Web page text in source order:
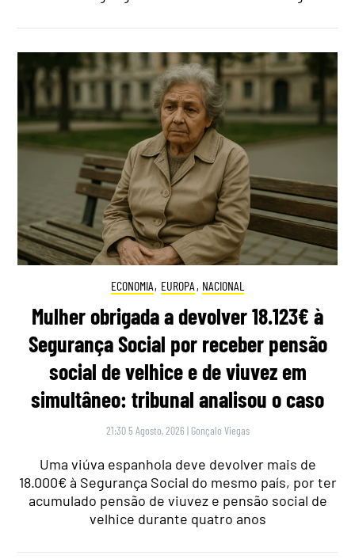
ECONOMIA, EUROPA , NACIONAL
Mulher obrigada a devolver 18.123€ à
Segurança Social por receber pensão
social de velhice e de viuvez em
simultâneo: tribunal analisou o caso
21:30 5 Agosto, 2026 | Gonçalo Viegas
Uma viúva espanhola deve devolver mais de
18.000€ à Segurança Social do mesmo país, por ter
acumulado pensão de viuvez e pensão social de
velhice durante quatro anos